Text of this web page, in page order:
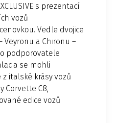
s prezentací
vozů
Vedle dvojice
Veyronu a Chironu –
podporovatele
se mohli
italské krásy vozů
Corvette C8,
edice vozů